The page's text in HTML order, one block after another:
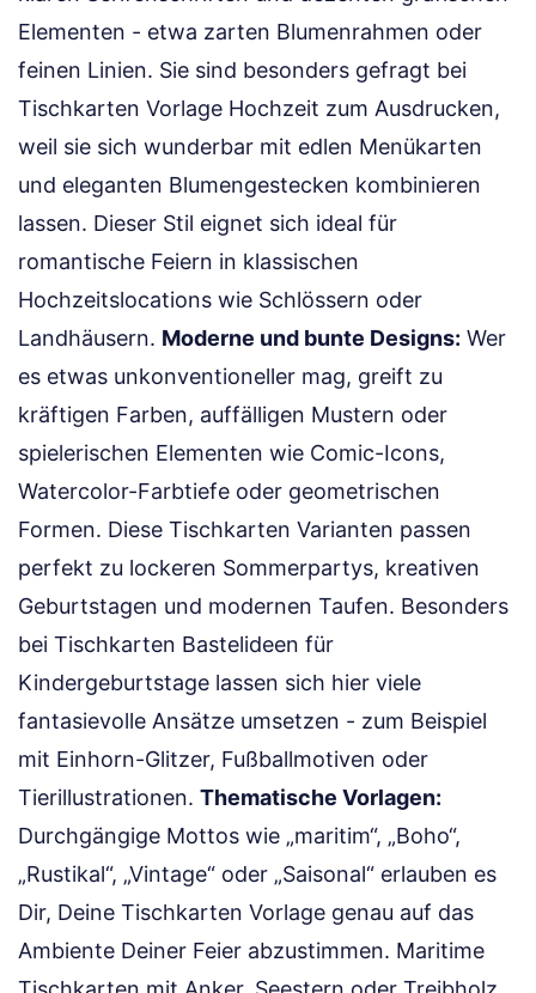
Elementen - etwa zarten Blumenrahmen oder
feinen Linien. Sie sind besonders gefragt bei
Tischkarten Vorlage Hochzeit zum Ausdrucken,
weil sie sich wunderbar mit edlen Menükarten
und eleganten Blumengestecken kombinieren
lassen. Dieser Stil eignet sich ideal für
romantische Feiern in klassischen
Hochzeitslocations wie Schlössern oder
Landhäusern. Moderne und bunte Designs: Wer
es etwas unkonventioneller mag, greift zu
kräftigen Farben, auffälligen Mustern oder
spielerischen Elementen wie Comic-Icons,
Watercolor-Farbtiefe oder geometrischen
Formen. Diese Tischkarten Varianten passen
perfekt zu lockeren Sommerpartys, kreativen
Geburtstagen und modernen Taufen. Besonders
bei Tischkarten Bastelideen für
Kindergeburtstage lassen sich hier viele
fantasievolle Ansätze umsetzen - zum Beispiel
mit Einhorn-Glitzer, Fußballmotiven oder
Tierillustrationen. Thematische Vorlagen:
Durchgängige Mottos wie „maritim“, „Boho“,
„Rustikal“, „Vintage“ oder „Saisonal“ erlauben es
Dir, Deine Tischkarten Vorlage genau auf das
Ambiente Deiner Feier abzustimmen. Maritime